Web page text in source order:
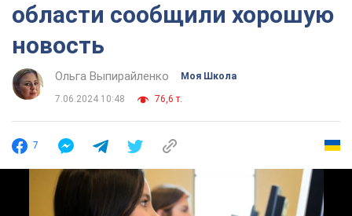
области сообщили хорошую
новость
Ольга Выпирайленко Моя Школа
7.06.2024 10:48 76,6 т.
7